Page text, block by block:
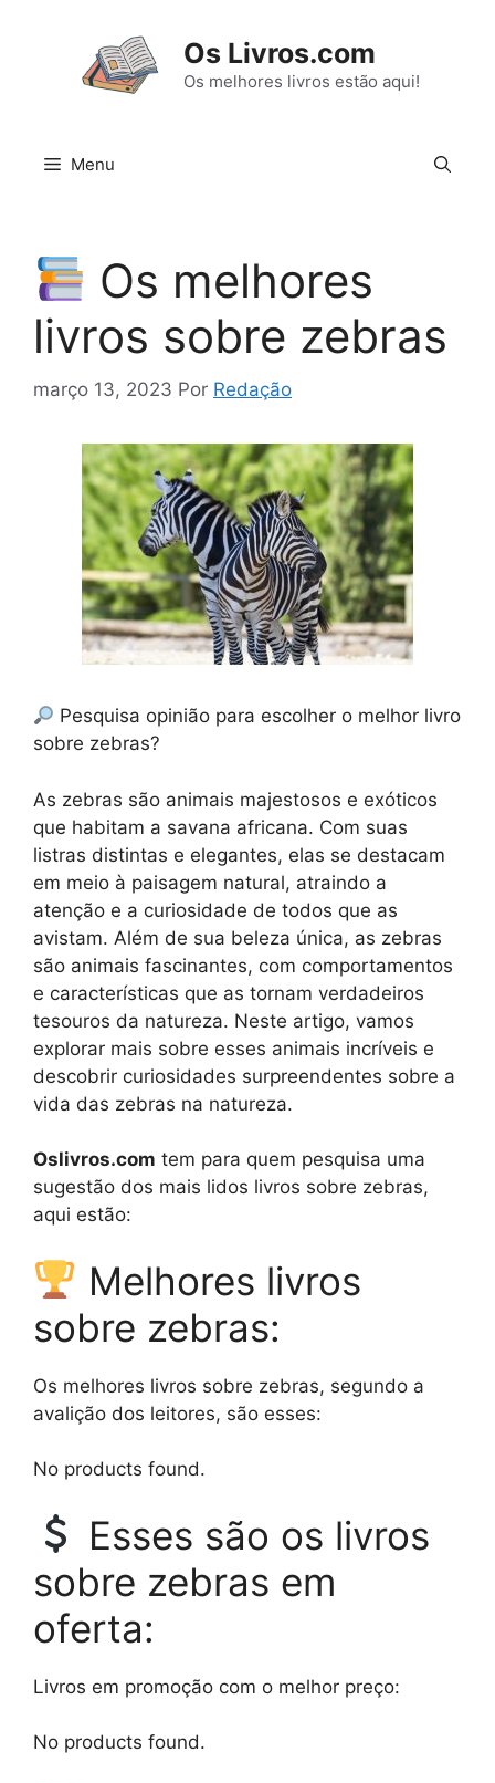
Os Livros.com
Os melhores livros estão aqui!
Menu
Os melhores
livros sobre zebras
março 13, 2023 Por Redação
Pesquisa opinião para escolher o melhor livro
sobre zebras?
As zebras são animais majestosos e exóticos
que habitam a savana africana. Com suas
listras distintas e elegantes, elas se destacam
em meio à paisagem natural, atraindo a
atenção e a curiosidade de todos que as
avistam. Além de sua beleza única, as zebras
são animais fascinantes, com comportamentos
e características que as tornam verdadeiros
tesouros da natureza. Neste artigo, vamos
explorar mais sobre esses animais incríveis e
descobrir curiosidades surpreendentes sobre a
vida das zebras na natureza.
Oslivros.com tem para quem pesquisa uma
sugestão dos mais lidos livros sobre zebras,
aqui estão:
Melhores livros
sobre zebras:
Os melhores livros sobre zebras, segundo a
avalição dos leitores, são esses:
No products found.
Esses são os livros
sobre zebras em
oferta:
Livros em promoção com o melhor preço:
No products found.